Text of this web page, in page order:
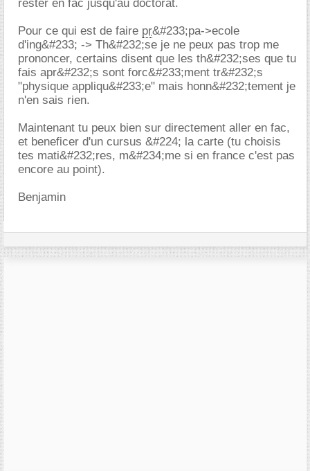
rester en fac jusqu'au doctorat.
Pour ce qui est de faire pr&#233;pa->ecole
d'ing&#233; -> Th&#232;se je ne peux pas trop me
prononcer, certains disent que les th&#232;ses que tu
fais apr&#232;s sont forc&#233;ment tr&#232;s
"physique appliqu&#233;e" mais honn&#232;tement je
n'en sais rien.
Maintenant tu peux bien sur directement aller en fac,
et beneficer d'un cursus &#224; la carte (tu choisis
tes mati&#232;res, m&#234;me si en france c'est pas
encore au point).
Benjamin